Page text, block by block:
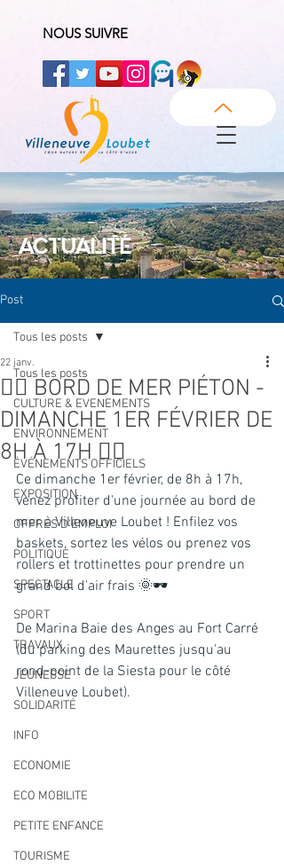
NOUS SUIVRE
ACTUALITÉ
Post
Tous les posts
CULTURE & EVENEMENTS
ENVIRONNEMENT
ÉVÉNEMENTS OFFICIELS
EXPOSITION
OFFRES D'EMPLOI
POLITIQUE
SPECTACLE
SPORT
TRAVAUX
JEUNESSE
SOLIDARITÉ
INFO
ECONOMIE
ECO MOBILITE
PETITE ENFANCE
TOURISME
Tous les posts
🚴‍♂️ BORD DE MER PIÉTON -
DIMANCHE 1ER FÉVRIER DE
8H À 17H 🚴‍♀️
22 janv.
Ce dimanche 1er février, de 8h à 17h,
venez profiter d'une journée au bord de
mer à Villeneuve Loubet ! Enfilez vos
baskets, sortez les vélos ou prenez vos
rollers et trottinettes pour prendre un
grand bol d'air frais 🌞🕶
De Marina Baie des Anges au Fort Carré
(du parking des Maurettes jusqu'au
rond-point de la Siesta pour le côté
Villeneuve Loubet).